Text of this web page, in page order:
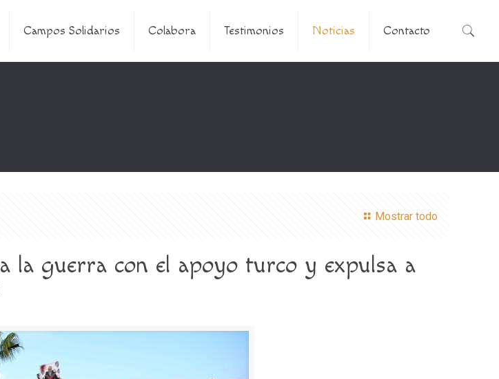
Campos Solidarios Colabora Testimonios Noticias Contacto
Mostrar todo
la guerra con el apoyo turco y expulsa a